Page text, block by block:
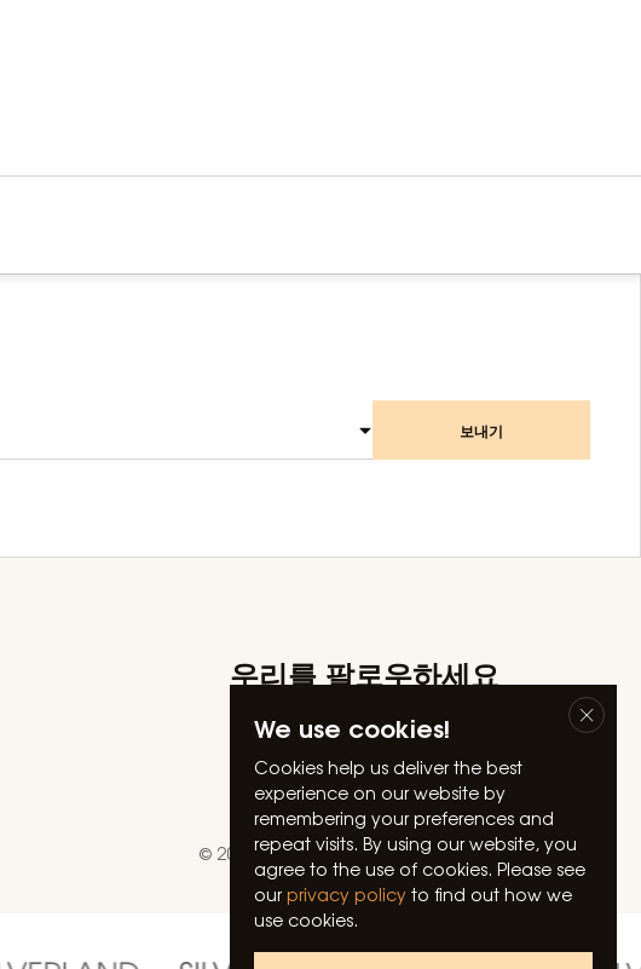
We use cookies!
Cookies help us deliver the best
experience on our website by
remembering your preferences and
repeat visits. By using our website, you
agree to the use of cookies. Please see
our privacy policy to find out how we
use cookies.
보내기
우리를 팔로우하세요
Instagram
Linkedin
Youtube
© 2026 Silverland Hospitality. All rights reserved.